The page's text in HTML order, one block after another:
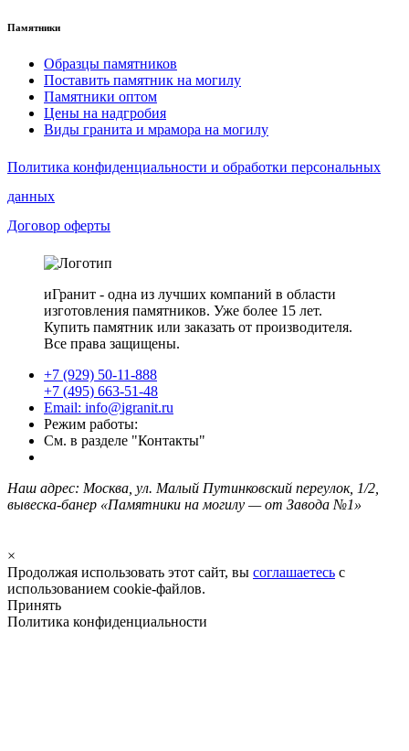
Памятники
Образцы памятников
Поставить памятник на могилу
Памятники оптом
Цены на надгробия
Виды гранита и мрамора на могилу
Политика конфиденциальности и обработки персональных
данных
Договор оферты
иГранит - одна из лучших компаний в области
изготовления памятников. Уже более 15 лет.
Купить памятник или заказать от производителя.
Все права защищены.
+7 (929) 50-11-888
+7 (495) 663-51-48
Email: info@igranit.ru
Режим работы:
См. в разделе "Контакты"
Наш адрес: Москва, ул. Малый Путинковский переулок, 1/2,
вывеска-банер «Памятники на могилу — от Завода №1»
×
Продолжая использовать этот сайт, вы соглашаетесь с
использованием cookie-файлов.
Принять
Политика конфиденциальности